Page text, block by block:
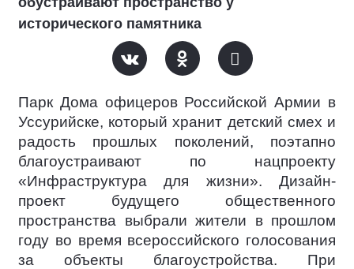
исторического памятника
Парк Дома офицеров Российской Армии в
Уссурийске, который хранит детский смех и
радость прошлых поколений, поэтапно
благоустраивают по нацпроекту
«Инфраструктура для жизни». Дизайн-
проект будущего общественного
пространства выбрали жители в прошлом
году во время всероссийского голосования
за объекты благоустройства. При